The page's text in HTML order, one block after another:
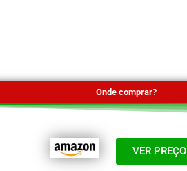
Onde comprar?
VER PREÇO